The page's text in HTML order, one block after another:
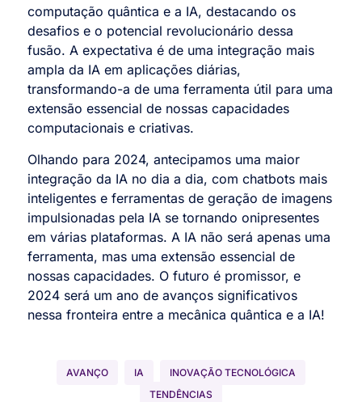
computação quântica e a IA, destacando os
desafios e o potencial revolucionário dessa
fusão. A expectativa é de uma integração mais
ampla da IA em aplicações diárias,
transformando-a de uma ferramenta útil para uma
extensão essencial de nossas capacidades
computacionais e criativas.
Olhando para 2024, antecipamos uma maior
integração da IA no dia a dia, com chatbots mais
inteligentes e ferramentas de geração de imagens
impulsionadas pela IA se tornando onipresentes
em várias plataformas. A IA não será apenas uma
ferramenta, mas uma extensão essencial de
nossas capacidades. O futuro é promissor, e
2024 será um ano de avanços significativos
nessa fronteira entre a mecânica quântica e a IA!
AVANÇO IA
INOVAÇÃO TECNOLÓGICA
TENDÊNCIAS